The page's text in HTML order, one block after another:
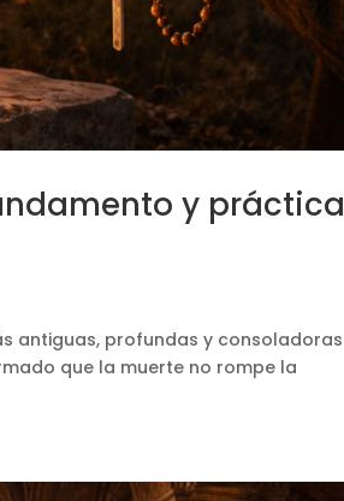
y práctica
antiguas, profundas y consoladoras
que la muerte no rompe la